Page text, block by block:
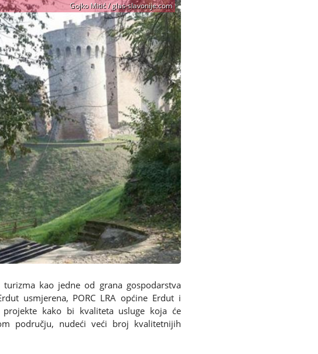
Gojko Mitić / glas-slavonije.com
kao jedne od grana gospodarstva
usmjerena, PORC LRA općine Erdut i
kako bi kvaliteta usluge koja će
području, nudeći veći broj kvalitetnijih